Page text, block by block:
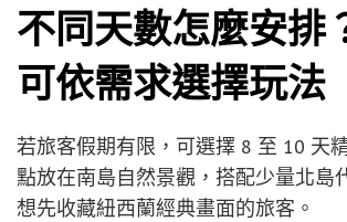
不同天數怎麼安排
可依需求選擇玩法
若旅客假期有限，可選擇 8 至 10 天
點放在南島自然景觀，搭配少量北島
想先收藏紐西蘭經典畫面的旅客。